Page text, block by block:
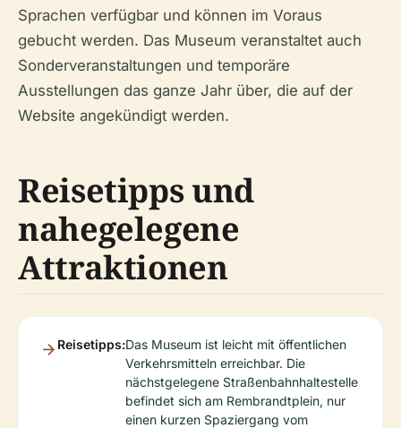
Sprachen verfügbar und können im Voraus
gebucht werden. Das Museum veranstaltet auch
Sonderveranstaltungen und temporäre
Ausstellungen das ganze Jahr über, die auf der
Website angekündigt werden.
Reisetipps und
nahegelegene
Attraktionen
Reisetipps:Das Museum ist leicht mit öffentlichen
Verkehrsmitteln erreichbar. Die
nächstgelegene Straßenbahnhaltestelle
befindet sich am Rembrandtplein, nur
einen kurzen Spaziergang vom